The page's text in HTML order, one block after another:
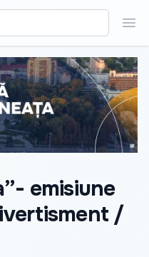
emisiune
/